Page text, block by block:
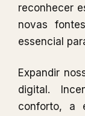
reconhecer
novas
essencial
Expandir
digital.
conforto, a